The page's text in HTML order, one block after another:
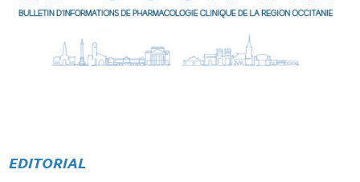
EDITORIAL